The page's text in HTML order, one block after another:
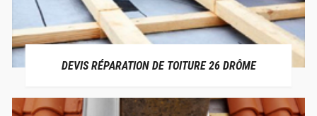
DEVIS RÉPARATION DE TOITURE 26 DRÔME